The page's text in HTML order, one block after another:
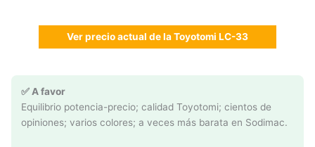
Ver precio actual de la Toyotomi LC-33
✅ A favor
Equilibrio potencia-precio; calidad Toyotomi; cientos de
opiniones; varios colores; a veces más barata en Sodimac.